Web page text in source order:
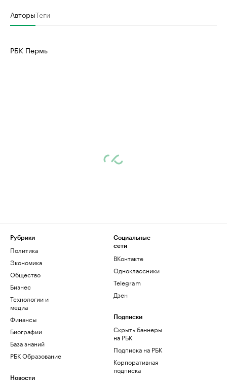
АвторыТеги
РБК Пермь
Рубрики
Политика
Экономика
Общество
Бизнес
Технологии и
медиа
Финансы
Биографии
База знаний
РБК Образование
Новости
Социальные
сети
ВКонтакте
Одноклассники
Telegram
Дзен
Подписки
Скрыть баннеры
на РБК
Подписка на РБК
Корпоративная
подписка